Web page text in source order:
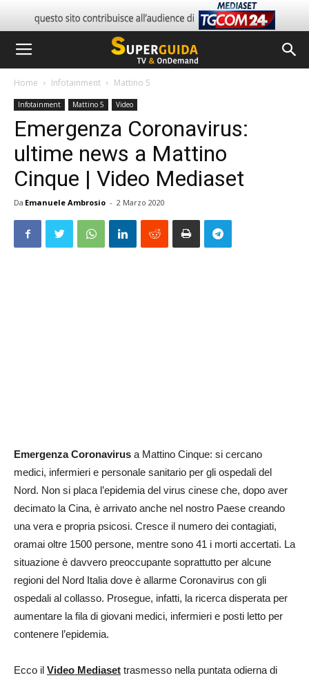
Home Infotainment Mattino 5
Infotainment Mattino 5 Video
Emergenza Coronavirus:
ultime news a Mattino
Cinque | Video Mediaset
Da Emanuele Ambrosio - 2 Marzo 2020
Emergenza Coronavirus a Mattino Cinque: si cercano
medici, infermieri e personale sanitario per gli ospedali del
Nord. Non si placa l’epidemia del virus cinese che, dopo aver
decimato la Cina, è arrivato anche nel nostro Paese creando
una vera e propria psicosi. Cresce il numero dei contagiati,
oramai oltre 1500 persone, mentre sono 41 i morti accertati. La
situazione è davvero preoccupante soprattutto per alcune
regioni del Nord Italia dove è allarme Coronavirus con gli
ospedali al collasso. Prosegue, infatti, la ricerca disperata per
aumentare la fila di giovani medici, infermieri e posti letto per
contenere l’epidemia.
Ecco il Video Mediaset trasmesso nella puntata odierna di